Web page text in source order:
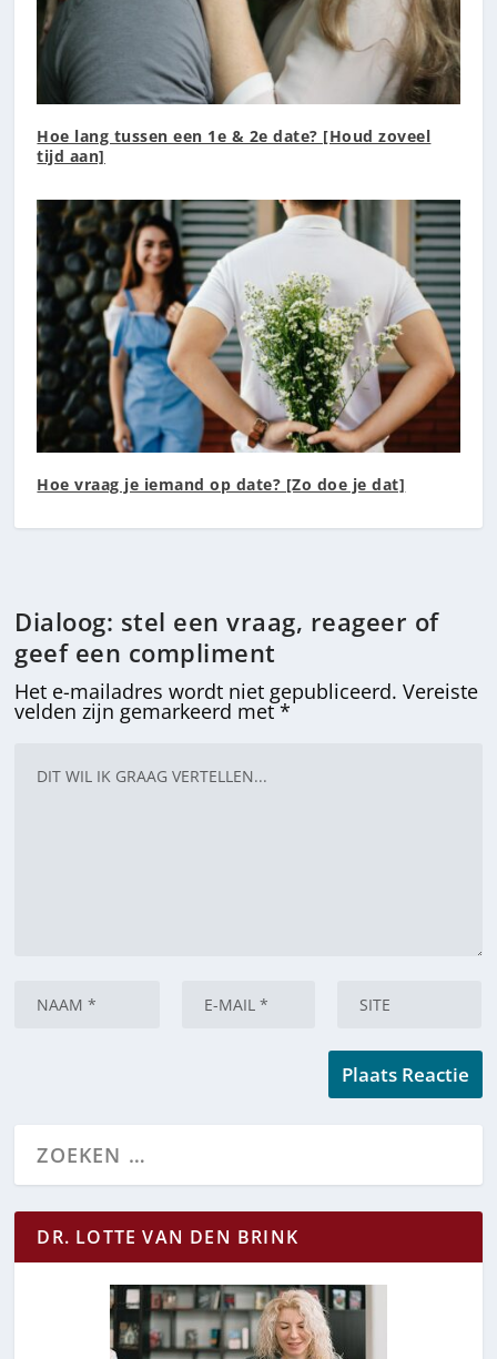
Hoe lang tussen een 1e & 2e date? [Houd zoveel
tijd aan]
Hoe vraag je iemand op date? [Zo doe je dat]
Dialoog: stel een vraag, reageer of
geef een compliment
Het e-mailadres wordt niet gepubliceerd. Vereiste
velden zijn gemarkeerd met*
DR. LOTTE VAN DEN BRINK